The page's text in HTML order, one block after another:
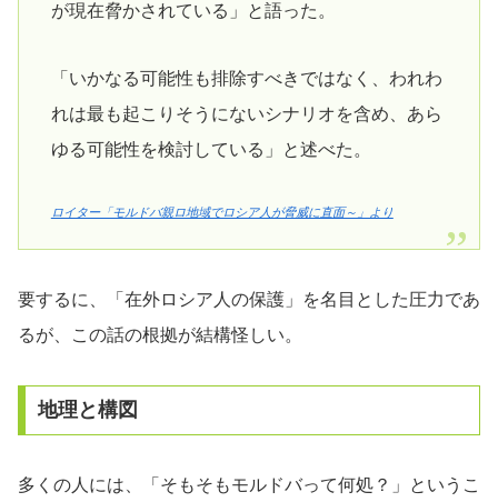
が現在脅かされている」と語った。
「いかなる可能性も排除すべきではなく、われわ
れは最も起こりそうにないシナリオを含め、⁠あら
ゆる可能性を検討している」と述べた。
ロイター「モルドバ親ロ地域でロシア人が脅威に直面～」より
要するに、「在外ロシア人の保護」を名目とした圧力であ
るが、この話の根拠が結構怪しい。
地理と構図
多くの人には、「そもそもモルドバって何処？」というこ